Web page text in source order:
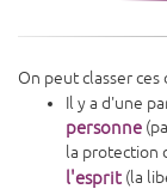
On peut classer ces
Il y a d'une
personne
la protection
l'esprit (la